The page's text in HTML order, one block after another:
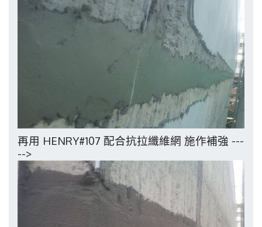
再用 HENRY#107 配合抗拉纖維網 施作補強 ---
-->